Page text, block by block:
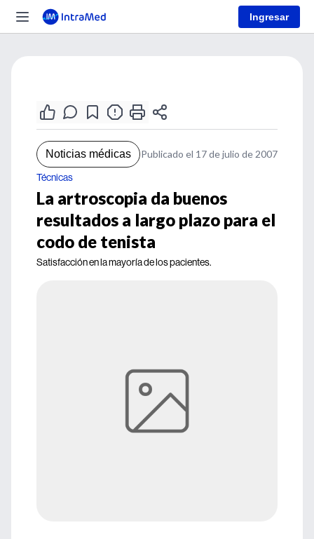
Ingresar
Noticias médicas Publicado el 17 de julio de 2007
Técnicas
La artroscopia da buenos
resultados a largo plazo para el
codo de tenista
Satisfacción en la mayoría de los pacientes.